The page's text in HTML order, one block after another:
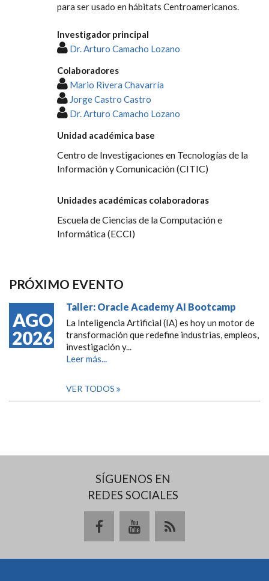
para ser usado en hábitats Centroamericanos.
Investigador principal
Dr. Arturo Camacho Lozano
Colaboradores
Mario Rivera Chavarría
Jorge Castro Castro
Dr. Arturo Camacho Lozano
Unidad académica base
Centro de Investigaciones en Tecnologías de la
Información y Comunicación (CITIC)
Unidades académicas colaboradoras
Escuela de Ciencias de la Computación e
Informática (ECCI)
PRÓXIMO EVENTO
AGO
2026
Taller: Oracle Academy AI Bootcamp
La Inteligencia Artificial (IA) es hoy un motor de
transformación que redefine industrias, empleos,
investigación y...
Leer más...
VER TODOS
SÍGUENOS EN
REDES SOCIALES